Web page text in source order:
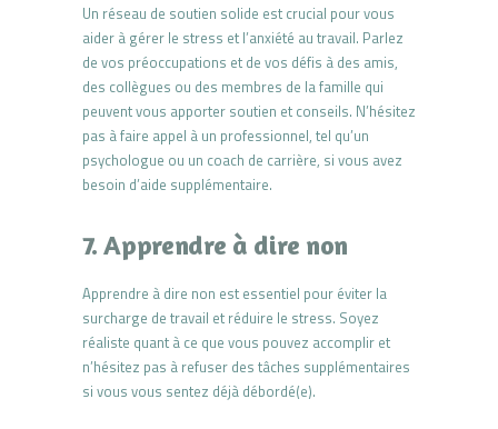
Un réseau de soutien solide est crucial pour vous
aider à gérer le stress et l’anxiété au travail. Parlez
de vos préoccupations et de vos défis à des amis,
des collègues ou des membres de la famille qui
peuvent vous apporter soutien et conseils. N’hésitez
pas à faire appel à un professionnel, tel qu’un
psychologue ou un coach de carrière, si vous avez
besoin d’aide supplémentaire.
7. Apprendre à dire non
Apprendre à dire non est essentiel pour éviter la
surcharge de travail et réduire le stress. Soyez
réaliste quant à ce que vous pouvez accomplir et
n’hésitez pas à refuser des tâches supplémentaires
si vous vous sentez déjà débordé(e).